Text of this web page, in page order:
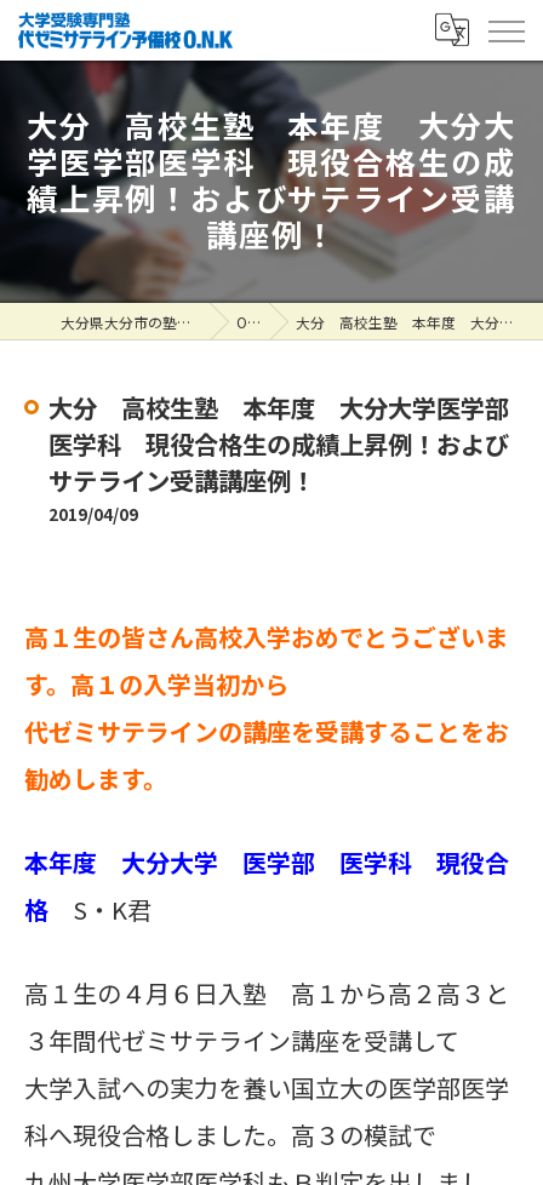
大分 高校生塾 本年度 大分大
学医学部医学科 現役合格生の成
績上昇例！およびサテライン受講
講座例！
大分県大分市の塾なら大学受験専門塾 代ゼミサテライン予備校O.N.K ONK掲示板 大分 高校生塾 本年度 大分大学医学部医学科 現役合格生の成績上昇例！およびサテライン受講講座例！
大分 高校生塾 本年度 大分大学医学部
医学科 現役合格生の成績上昇例！および
サテライン受講講座例！
2019/04/09
高１生の皆さん高校入学おめでとうございま
す。高１の入学当初から
代ゼミサテラインの講座を受講することをお
勧めします。
本年度 大分大学 医学部 医学科 現役合
格 S・K君
高１生の４月６日入塾 高１から高２高３と
３年間代ゼミサテライン講座を受講して
大学入試への実力を養い国立大の医学部医学
科へ現役合格しました。高３の模試で